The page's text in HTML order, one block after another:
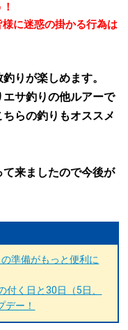
に迷惑の掛かる行為は
りが楽しめます。
サ釣りの他ルアーで
らの釣りもオススメ
来ましたので今後が
準備がもっと便利に
付く日と30日（5日、
ー！